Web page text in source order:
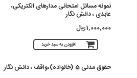
نمونه مسائل امتحانی مدارهای الکتریکی،
عابدی ، دانش نگار
1,000,000 ريال
افزودن به سبد خرید
حقوق مدنی 5 (خانواده)،واقف ، دانش نگار